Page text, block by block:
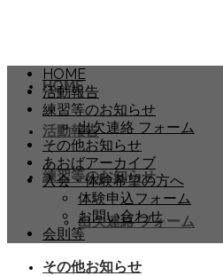
HOME
活動報告
練習等のお知らせ
出欠連絡 フォーム
その他お知らせ
HOME
活動報告
練習等のお知らせ
出欠連絡 フォーム
その他お知らせ
あおばアーカイブ
入会・体験希望の方へ
体験申込フォーム
お問い合わせ
会則等